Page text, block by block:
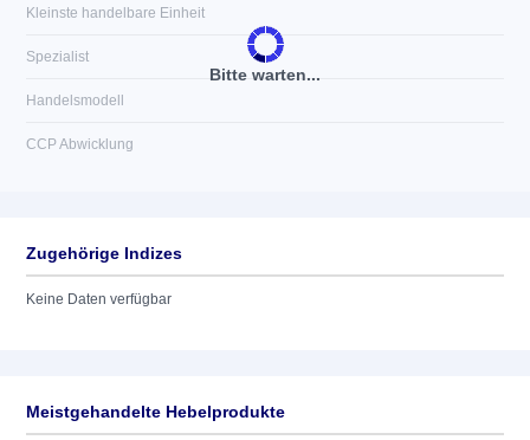
Bitte warten...
Kleinste handelbare Einheit
Spezialist
Handelsmodell
CCP Abwicklung
Zugehörige Indizes
Keine Daten verfügbar
Meistgehandelte Hebelprodukte